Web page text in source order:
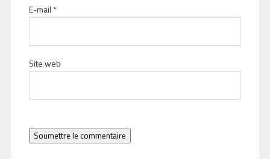
E-mail *
Site web
Soumettre le commentaire